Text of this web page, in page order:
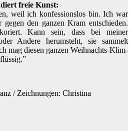
freie Kunst:
weil ich konfessionslos bin. Ich war
den ganzen Kram entschieden.
Kann sein, dass bei meiner
Andere herumsteht, sie sammelt
mag diesen ganzen Weihnachts-Klim-
/ Zeichnungen: Christina